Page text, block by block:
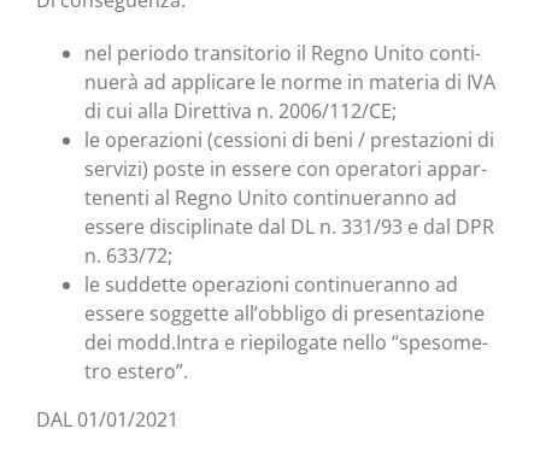
nel perio­do tran­si­to­rio il Regno Uni­to con­ti­
nue­rà ad appli­ca­re le nor­me in mate­ria di IVA
di cui alla Diret­ti­va n. 2006/112/CE;
le ope­ra­zio­ni (ces­sio­ni di beni / pre­sta­zio­ni di
ser­vi­zi) poste in esse­re con ope­ra­to­ri appar­
te­nen­ti al Regno Uni­to con­ti­nue­ran­no ad
esse­re disci­pli­na­te dal DL n. 331/93 e dal DPR
n. 633/72;
le sud­det­te ope­ra­zio­ni con­ti­nue­ran­no ad
esse­re sog­get­te all’obbligo di pre­sen­ta­zio­ne
dei modd.Intra e rie­pi­lo­ga­te nel­lo “spe­so­me­
tro estero”.
DAL 01/01/2021